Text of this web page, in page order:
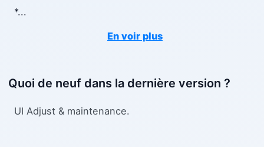
*...
En voir plus
Quoi de neuf dans la dernière version ?
UI Adjust & maintenance.